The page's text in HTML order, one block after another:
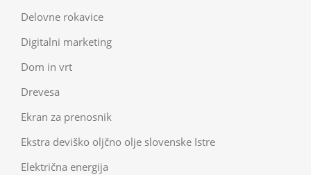
Delovne rokavice
Digitalni marketing
Dom in vrt
Drevesa
Ekran za prenosnik
Ekstra deviško oljčno olje slovenske Istre
Električna energija